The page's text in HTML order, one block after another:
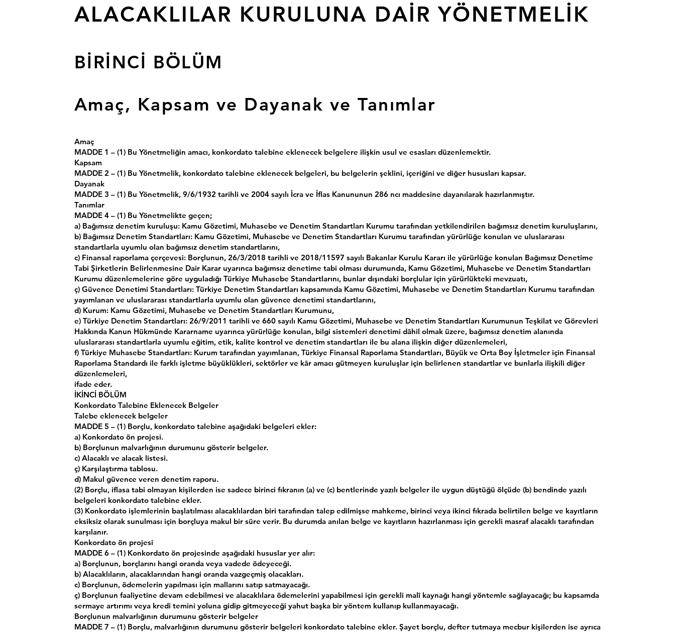
ALACAKLILAR KURULUNA DAİR YÖNETMELİK
BİRİNCİ BÖLÜM
Amaç, Kapsam ve Dayanak ve Tanımlar
Amaç
MADDE 1 – (1) Bu Yönetmeliğin amacı, konkordato talebine eklenecek belgelere ilişkin usul ve esasları düzenlemektir.
Kapsam
MADDE 2 – (1) Bu Yönetmelik, konkordato talebine eklenecek belgeleri, bu belgelerin şeklini, içeriğini ve diğer hususları kapsar.
Dayanak
MADDE 3 – (1) Bu Yönetmelik, 9/6/1932 tarihli ve 2004 sayılı İcra ve İflas Kanununun 286 ncı maddesine dayanılarak hazırlanmıştır.
Tanımlar
MADDE 4 – (1) Bu Yönetmelikte geçen;
a) Bağımsız denetim kuruluşu: Kamu Gözetimi, Muhasebe ve Denetim Standartları Kurumu tarafından yetkilendirilen bağımsız denetim kuruluşlarını,
b) Bağımsız Denetim Standartları: Kamu Gözetimi, Muhasebe ve Denetim Standartları Kurumu tarafından yürürlüğe konulan ve uluslararası
standartlarla uyumlu olan bağımsız denetim standartlarını,
c) Finansal raporlama çerçevesi: Borçlunun, 26/3/2018 tarihli ve 2018/11597 sayılı Bakanlar Kurulu Kararı ile yürürlüğe konulan Bağımsız Denetime
Tabi Şirketlerin Belirlenmesine Dair Karar uyarınca bağımsız denetime tabi olması durumunda, Kamu Gözetimi, Muhasebe ve Denetim Standartları
Kurumu düzenlemelerine göre uyguladığı Türkiye Muhasebe Standartlarını, bunlar dışındaki borçlular için yürürlükteki mevzuatı,
ç) Güvence Denetimi Standartları: Türkiye Denetim Standartları kapsamında Kamu Gözetimi, Muhasebe ve Denetim Standartları Kurumu tarafından
yayımlanan ve uluslararası standartlarla uyumlu olan güvence denetimi standartlarını,
d) Kurum: Kamu Gözetimi, Muhasebe ve Denetim Standartları Kurumunu,
e) Türkiye Denetim Standartları: 26/9/2011 tarihli ve 660 sayılı Kamu Gözetimi, Muhasebe ve Denetim Standartları Kurumunun Teşkilat ve Görevleri
Hakkında Kanun Hükmünde Kararname uyarınca yürürlüğe konulan, bilgi sistemleri denetimi dâhil olmak üzere, bağımsız denetim alanında
uluslararası standartlarla uyumlu eğitim, etik, kalite kontrol ve denetim standartları ile bu alana ilişkin diğer düzenlemeleri,
f) Türkiye Muhasebe Standartları: Kurum tarafından yayımlanan, Türkiye Finansal Raporlama Standartları, Büyük ve Orta Boy İşletmeler için Finansal
Raporlama Standardı ile farklı işletme büyüklükleri, sektörler ve kâr amacı gütmeyen kuruluşlar için belirlenen standartlar ve bunlarla ilişkili diğer
düzenlemeleri,
ifade eder.
İKİNCİ BÖLÜM
Konkordato Talebine Eklenecek Belgeler
Talebe eklenecek belgeler
MADDE 5 – (1) Borçlu, konkordato talebine aşağıdaki belgeleri ekler:
a) Konkordato ön projesi.
b) Borçlunun malvarlığının durumunu gösterir belgeler.
c) Alacaklı ve alacak listesi.
ç) Karşılaştırma tablosu.
d) Makul güvence veren denetim raporu.
(2) Borçlu, iflasa tabi olmayan kişilerden ise sadece birinci fıkranın (a) ve (c) bentlerinde yazılı belgeler ile uygun düştüğü ölçüde (b) bendinde yazılı
belgeleri konkordato talebine ekler.
(3) Konkordato işlemlerinin başlatılması alacaklılardan biri tarafından talep edilmişse mahkeme, birinci veya ikinci fıkrada belirtilen belge ve kayıtların
eksiksiz olarak sunulması için borçluya makul bir süre verir. Bu durumda anılan belge ve kayıtların hazırlanması için gerekli masraf alacaklı tarafından
karşılanır.
Konkordato ön projesi
MADDE 6 – (1) Konkordato ön projesinde aşağıdaki hususlar yer alır:
a) Borçlunun, borçlarını hangi oranda veya vadede ödeyeceği.
b) Alacaklıların, alacaklarından hangi oranda vazgeçmiş olacakları.
c) Borçlunun, ödemelerin yapılması için mallarını satıp satmayacağı.
ç) Borçlunun faaliyetine devam edebilmesi ve alacaklılara ödemelerini yapabilmesi için gerekli malî kaynağı hangi yöntemle sağlayacağı; bu kapsamda
sermaye artırımı veya kredi temini yoluna gidip gitmeyeceği yahut başka bir yöntem kullanıp kullanmayacağı.
Borçlunun malvarlığının durumunu gösterir belgeler
MADDE 7 – (1) Borçlu, malvarlığının durumunu gösterir belgeleri konkordato talebine ekler. Şayet borçlu, defter tutmaya mecbur kişilerden ise ayrıca